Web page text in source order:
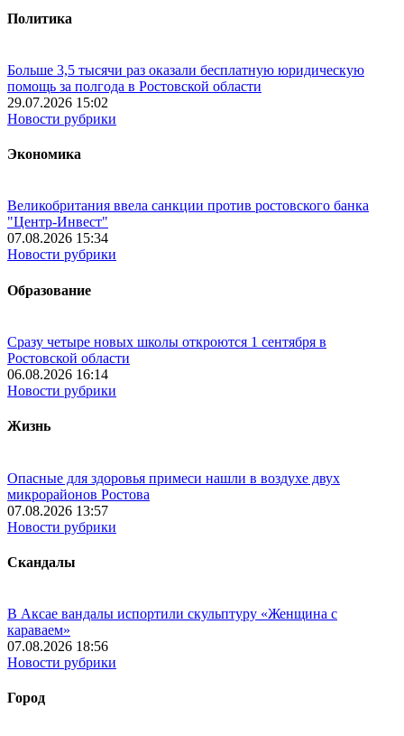
Политика
Больше 3,5 тысячи раз оказали бесплатную юридическую
помощь за полгода в Ростовской области
29.07.2026 15:02
Новости рубрики
Экономика
Великобритания ввела санкции против ростовского банка
"Центр-Инвест"
07.08.2026 15:34
Новости рубрики
Образование
Сразу четыре новых школы откроются 1 сентября в
Ростовской области
06.08.2026 16:14
Новости рубрики
Жизнь
Опасные для здоровья примеси нашли в воздухе двух
микрорайонов Ростова
07.08.2026 13:57
Новости рубрики
Скандалы
В Аксае вандалы испортили скульптуру «Женщина с
караваем»
07.08.2026 18:56
Новости рубрики
Город